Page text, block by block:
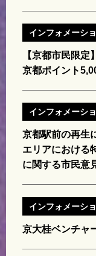
インフォメーシ
【京都市民限
京都ポイント
インフォメーシ
京都駅前の再生
エリアにおける
に関する市民意
インフォメーシ
京大桂ベンチャ